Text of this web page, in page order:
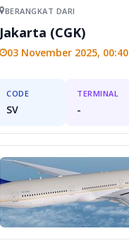
BERANGKAT DARI
Jakarta (CGK)
03 November 2025, 00:40
CODE
SV
TERMINAL
-